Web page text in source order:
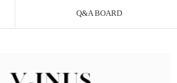
Q&A BOARD